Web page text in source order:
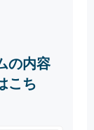
の内容
こち